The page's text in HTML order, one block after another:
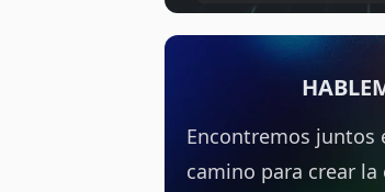
Encontremos juntos
camino para crear la